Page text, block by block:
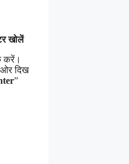
खोलें
करें।
दिख
”